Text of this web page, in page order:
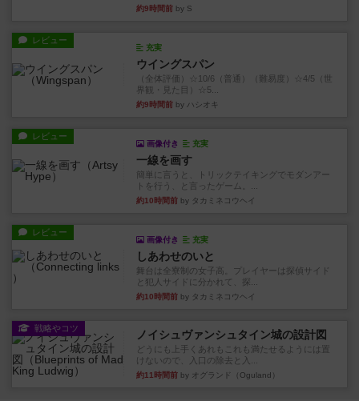
約9時間前 by S
レビュー
充実
ウイングスパン
（全体評価）☆10/6（普通）（難易度）☆4/5（世
界観・見た目）☆5...
約9時間前 by ハシオキ
レビュー
画像付き 充実
一線を画す
簡単に言うと、トリックテイキングでモダンアー
トを行う、と言ったゲーム。...
約10時間前 by タカミネコウヘイ
レビュー
画像付き 充実
しあわせのいと
舞台は全寮制の女子高。プレイヤーは探偵サイド
と犯人サイドに分かれて、探...
約10時間前 by タカミネコウヘイ
戦略やコツ ノイシュヴァンシュタイン城の設計図
どうにも上手くあれもこれも満たせるようには置
けないので、入口の除去と入...
約11時間前 by オグランド（Oguland）